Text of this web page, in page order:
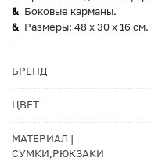
Боковые карманы.
Размеры: 48 x 30 x 16 см.
БРЕНД
ЦВЕТ
МАТЕРИАЛ |
СУМКИ,РЮКЗАКИ